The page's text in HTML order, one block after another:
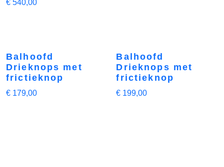
€ 540,00
Balhoofd
Drieknops met
frictieknop
€ 179,00
Balhoofd
Drieknops met
frictieknop
€ 199,00